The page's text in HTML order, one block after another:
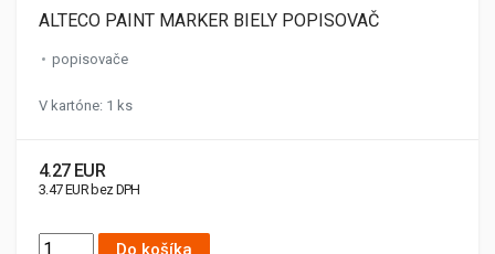
ALTECO PAINT MARKER BIELY POPISOVAČ
popisovače
V kartóne: 1 ks
4.27 EUR
3.47 EUR bez DPH
Do košíka